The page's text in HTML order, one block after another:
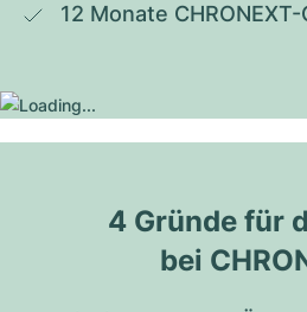
12 Monate
4 Gründe für
bei